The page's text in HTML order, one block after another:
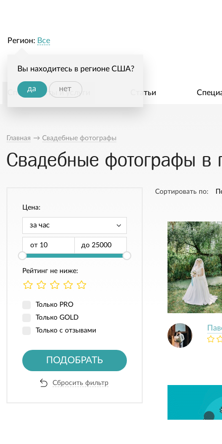
Регион: Все
Вы находитесь в регионе США?
да нет
Специалисты и услуги Статьи
Главная → Свадебные фотографы
Свадебные фотографы в
Цена:
от до
Рейтинг не ниже:
Только PRO
Только GOLD
Только с отзывами
ПОДОБРАТЬ
Сбросить фильтр
Сортировать по: